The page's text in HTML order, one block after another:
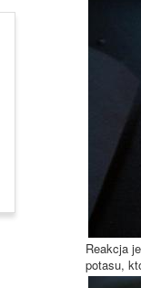
Reakcja
potasu,